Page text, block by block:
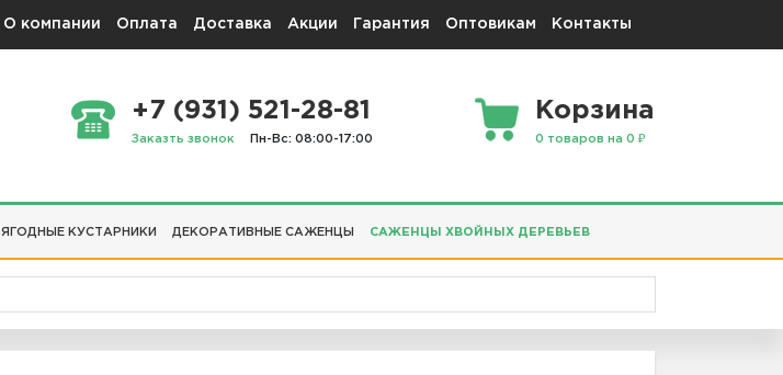
О компании Оплата Доставка Акции Гарантия Оптовикам Контакты
+7 (931) 521-28-81
Заказть звонок Пн-Вс: 08:00-17:00
Корзина
0 товаров на 0 ₽
ЯГОДНЫЕ КУСТАРНИКИ ДЕКОРАТИВНЫЕ САЖЕНЦЫ САЖЕНЦЫ ХВОЙНЫХ ДЕРЕВЬЕВ